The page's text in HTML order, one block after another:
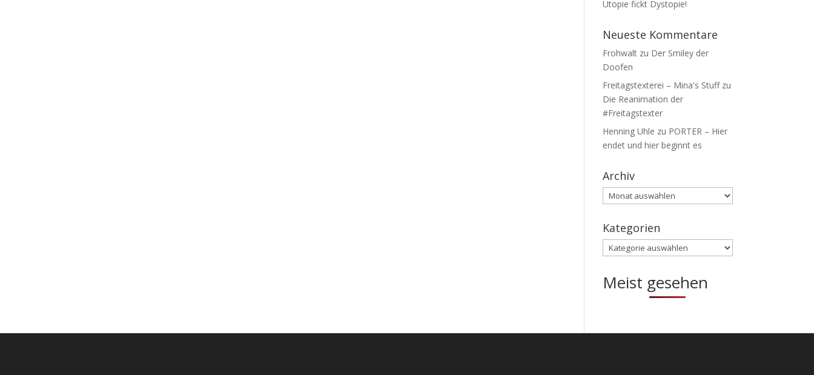
Utopie fickt Dystopie!
Neueste Kommentare
Frohwaltzu Der Smiley der
Doofen
Freitagstexterei – Mina's Stuffzu
Die Reanimation der
#Freitagstexter
Henning Uhle zu PORTER – Hier
endet und hier beginnt es
Archiv
Archiv
Kategorien
Kategorien
Meist gesehen